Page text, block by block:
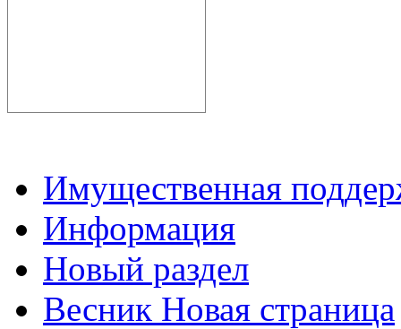
Имущественная
Информация
Новый раздел
Весник Новая страница